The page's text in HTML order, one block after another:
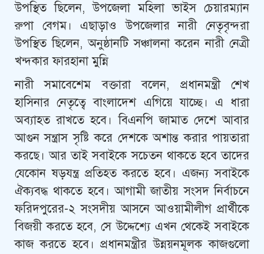
উপ‌স্থিত ছি‌লেন, উপজেলা মহিলা ভাইস চেয়ারম্যান
রুপা বেগম। এছাড়াও উপ‌জেলার নারী নেতৃবৃন্দরা
উপ‌স্থিত ছি‌লেন, অনুষ্ঠানটি সঞ্চালনা করেন নারী নেত্রী
খন্দকার ফারহানা মুন্নি
নারী সমা‌বে‌শেম বক্তারা বলেন, প্রধানমন্ত্রী শেখ
হাসিনার নেতৃত্বে বাংলাদেশ এগিয়ে যাচ্ছে। এ ধারা
অব্যাহত রাখতে হবে। বিএনপি জামাত দেশে আবার
আগুন সন্ত্রাস সৃষ্টি করে দেশকে অশান্ত করার পায়তারা
করছে। আর তাই সবাইকে সচেতন থাকতে হবে তাদের
যেকোন ষড়যন্ত্র প্রতিহত করতে হবে‌। এজন্য সবাইকে
ঐক্যবদ্ধ থাকতে হবে। আগামী জাতীয় সংসদ নির্বাচনে
ফরিদপুরের-২ সংসদীয় আসনে আওয়ামীলীগ প্রার্থীকে
বিজয়ী করতে হবে, সে উদ্দেশ্যে এখন থেকেই সবাইকে
কাজ করতে হবে। প্রধানমন্ত্রীর উন্নয়নমূলক কাজগুলো